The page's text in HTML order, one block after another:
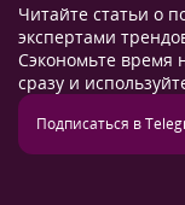
Читайте статьи о
экспертами
Сэкономьте время
сразу и
Подписаться в